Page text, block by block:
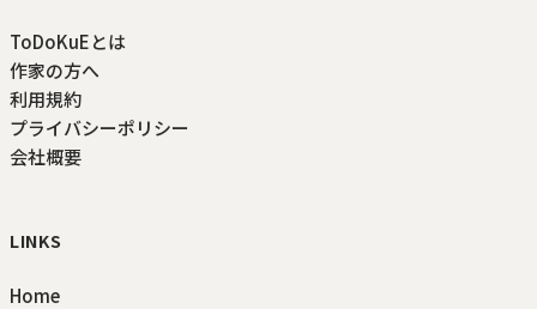
ToDoKuEとは
作家の方へ
利用規約
プライバシーポリシー
会社概要
LINKS
Home